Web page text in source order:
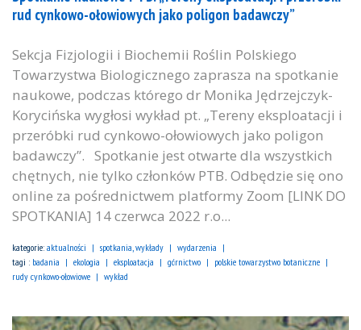
rud cynkowo-ołowiowych jako poligon badawczy”
Sekcja Fizjologii i Biochemii Roślin Polskiego
Towarzystwa Biologicznego zaprasza na spotkanie
naukowe, podczas którego dr Monika Jędrzejczyk-
Korycińska wygłosi wykład pt. „Tereny eksploatacji i
przeróbki rud cynkowo-ołowiowych jako poligon
badawczy”. Spotkanie jest otwarte dla wszystkich
chętnych, nie tylko członków PTB. Odbędzie się ono
online za pośrednictwem platformy Zoom [LINK DO
SPOTKANIA] 14 czerwca 2022 r.o...
kategorie: aktualności spotkania, wykłady
wydarzenia
tagi : badania ekologia eksploatacja górnictwo
polskie towarzystwo botaniczne
rudy cynkowo-ołowiowe
wykład